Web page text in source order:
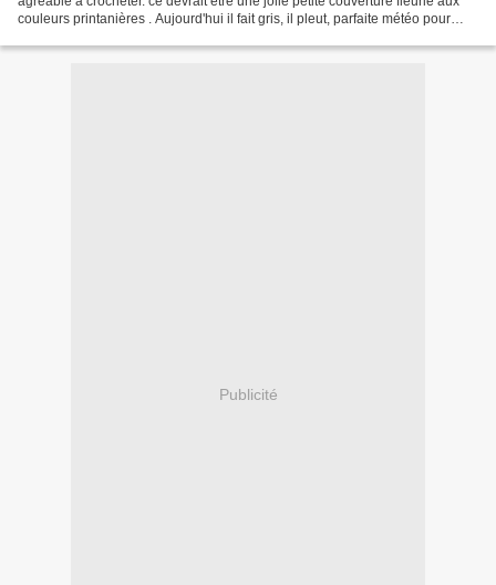
couleurs printanières . Aujourd'hui il fait gris, il pleut, parfaite météo pour
Publicité